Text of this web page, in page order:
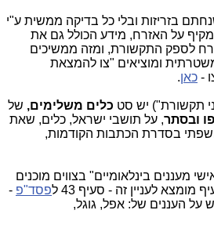
בזריזות ובלי כל בדיקה ממשית ע"י
על האזרח, מידע הכולל גם את
לספק התקשורת, ומזה ממשיכים
ומוציאים "צו להמצאת
- כאן.
תקשורת") יש סט כלים משלימים, של
ובסתר, על תושבי ישראל, כלים, שאת
בסדרת הכתבות הקודמות,
מעננים בינלאומיים" בצווים מוכנים
לעניין זה - סעיף 43 ל
פסד"פ -
על העננים של: אפל, גוגל,